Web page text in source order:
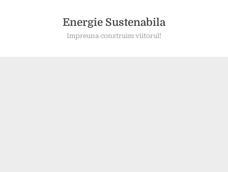
Energie Sustenabila
Impreuna construim viitorul!